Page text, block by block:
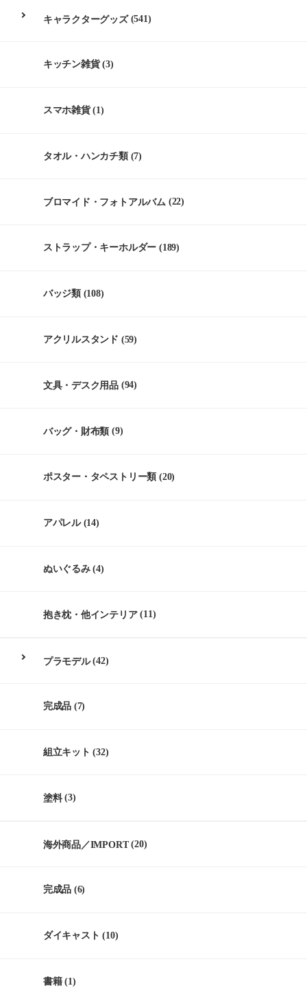
キャラクターグッズ(541)
キッチン雑貨(3)
スマホ雑貨(1)
タオル・ハンカチ類(7)
ブロマイド・フォトアルバム (22)
ストラップ・キーホルダー (189)
バッジ類(108)
アクリルスタンド (59)
文具・デスク用品 (94)
バッグ・財布類 (9)
ポスター・タペストリー類 (20)
アパレル(14)
ぬいぐるみ(4)
抱き枕・他インテリア(11)
プラモデル(42)
完成品 (7)
組立キット (32)
塗料(3)
海外商品／IMPORT(20)
完成品 (6)
ダイキャスト (10)
書籍(1)